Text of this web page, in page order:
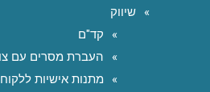
שיווק
קד"ם
העברת מסרים עם
מתנות אישיות